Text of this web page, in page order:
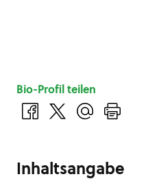
Bio-Profil teilen
Inhaltsangabe